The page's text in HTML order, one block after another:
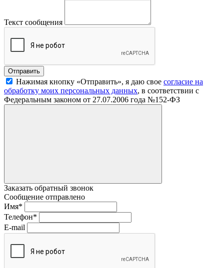
Текст сообщения
Нажимая кнопку «Отправить», я даю свое согласие на
обработку моих персональных данных, в соответствии с
Федеральным законом от 27.07.2006 года №152-ФЗ
Заказать обратный звонок
Сообщение отправлено
Имя*
Телефон*
E-mail